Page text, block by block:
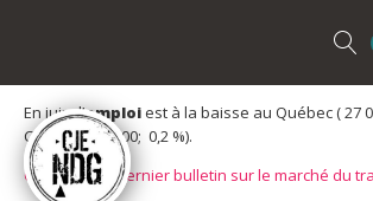
En juin, l’emploiest à la baisse au Québec ( 27
Canada ( 43 200; 0,2 %).
Consultez le dernier bulletin sur le marché du